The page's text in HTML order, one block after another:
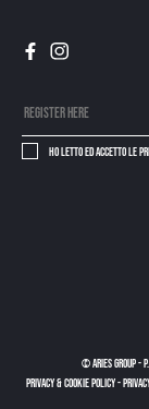
Ho letto ed accetto le
© Aries Group-
PRIVACY & COOKIE POLICY-